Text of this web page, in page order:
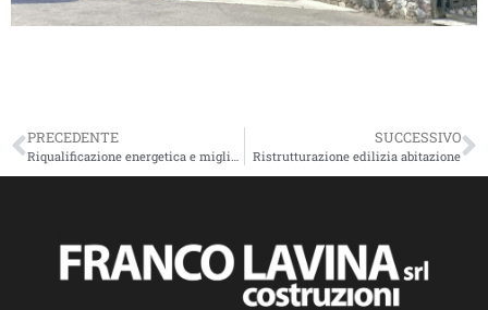
PRECEDENTE
Riqualificazione energetica e miglioramento sismico SUPERBONUS 110%
SUCCESSIVO
Ristrutturazione edilizia abitazione